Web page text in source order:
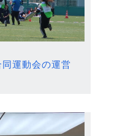
運動会の運営